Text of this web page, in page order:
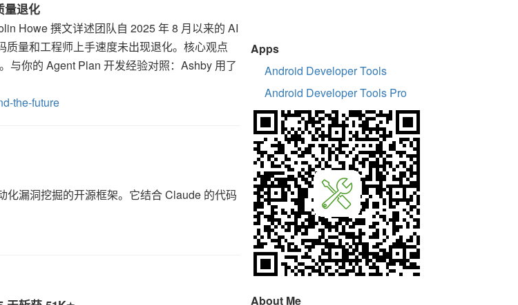
量退化
Howe 撰文详述团队自 2025 年 8 月以来的 AI
量和工程师上手速度未出现退化。核心观点
与你的 Agent Plan 开发经验对照：Ashby 用了
the-future
漏洞挖掘的开源框架。它结合 Claude 的代码
Apps
Android Developer Tools
Android Developer Tools Pro
About Me